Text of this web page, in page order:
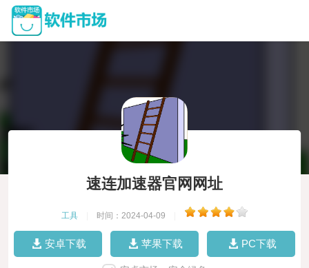
速连加速器官网网址
工具 时间：2024-04-09
安卓下载 苹果下载 PC下载